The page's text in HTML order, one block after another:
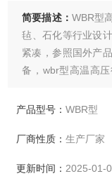
简要描述： WBR型高
毡、石化等行业设
紧凑，参照国外
备，wbr型高温
400℃之间的热水
产品型号：WBR型
厂商性质：生产厂家
更新时间： 2025-01-